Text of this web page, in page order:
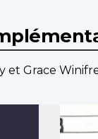
et Grace